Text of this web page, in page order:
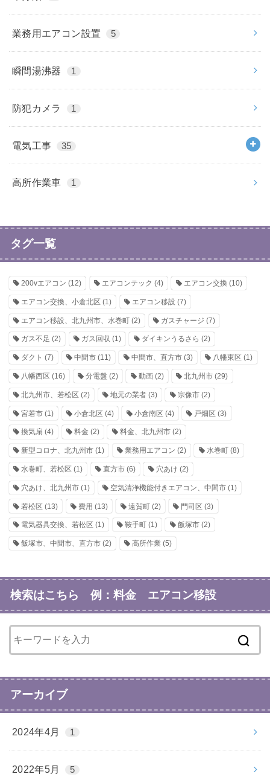
業務用エアコン設置 5
瞬間湯沸器 1
防犯カメラ 1
電気工事 35
高所作業車 1
タグ一覧
200vエアコン (12) エアコンテック (4) エアコン交換 (10)
エアコン交換、小倉北区 (1) エアコン移設 (7)
エアコン移設、北九州市、水巻町 (2) ガスチャージ (7)
ガス不足 (2) ガス回収 (1) ダイキンうるさら (2)
ダクト (7) 中間市(11) 中間市、直方市(3) 八幡東区 (1)
八幡西区 (16) 分電盤 (2) 動画(2) 北九州市 (29)
北九州市、若松区 (2) 地元の業者(3) 宗像市(2)
宮若市 (1) 小倉北区 (4) 小倉南区 (4) 戸畑区 (3)
換気扇 (4) 料金 (2) 料金、北九州市(2)
新型コロナ、北九州市 (1) 業務用エアコン (2) 水巻町(8)
水巻町、若松区 (1) 直方市(6) 穴あけ (2)
穴あけ、北九州市 (1) 空気清浄機能付きエアコン、中間市(1)
若松区 (13) 費用 (13) 遠賀町(2) 門司区 (3)
電気器具交換、若松区 (1) 鞍手町(1) 飯塚市(2)
飯塚市、中間市、直方市 (2) 高所作業(5)
検索はこちら 例：料金 エアコン移設
アーカイブ
2024年4月 1
2022年5月 5